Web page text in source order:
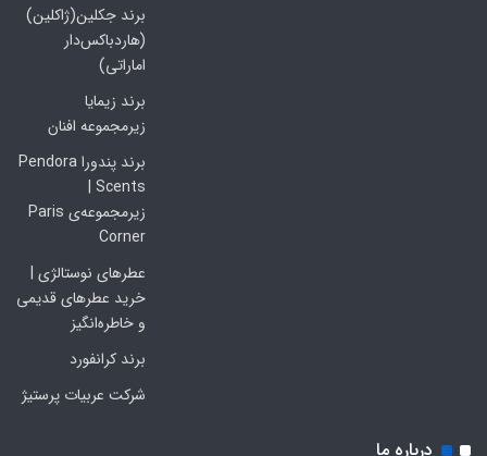
برند جکلین(ژاکلین)
(هاردباکس‌دار
اماراتی)
برند زیمایا
زیرمجموعه افنان
برند پندورا Pendora
Scents |
زیرمجموعه‌ی Paris
Corner
عطرهای نوستالژی |
خرید عطرهای قدیمی
و خاطره‌انگیز
برند کرانفورد
شرکت عربیات پرستیژ
درباره ما